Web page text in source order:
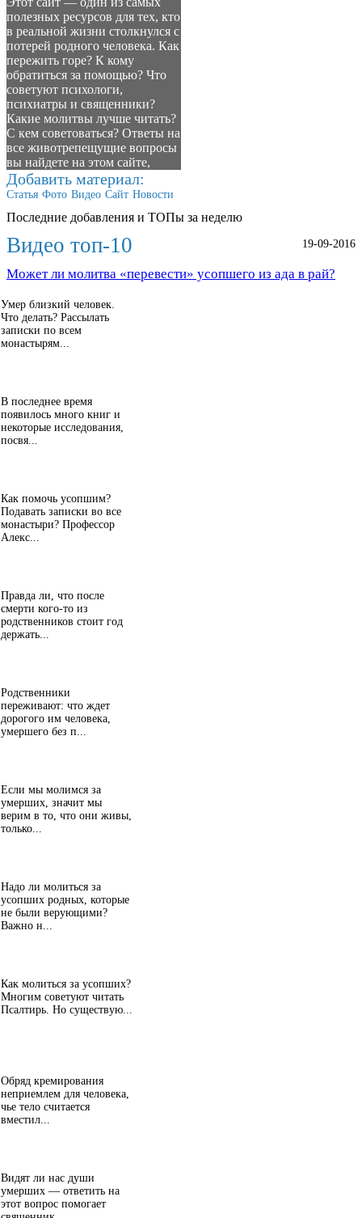
полезных ресурсов для тех, кто
в реальной жизни столкнулся с
потерей родного человека. Как
пережить горе? К кому
обратиться за помощью? Что
советуют психологи,
психиатры и священники?
Какие молитвы лучше читать?
С кем советоваться? Ответы на
все животрепещущие вопросы
вы найдете на этом сайте,
Добавить материал:
Статья Фото Видео Сайт Новости
Последние добавления и ТОПы за неделю
Видео топ-10 19-09-2016
Может ли молитва «перевести» усопшего из ада в рай?
Умер близкий человек.
Что делать? Рассылать
записки по всем
монастырям...
В последнее время
появилось много книг и
некоторые исследования,
посвя...
Как помочь усопшим?
Подавать записки во все
монастыри? Профессор
Алекс...
Правда ли, что после
смерти кого-то из
родственников стоит год
держать...
Родственники
переживают: что ждет
дорогого им человека,
умершего без п...
Если мы молимся за
умерших, значит мы
верим в то, что они живы,
только...
Надо ли молиться за
усопших родных, которые
не были верующими?
Важно н...
Как молиться за усопших?
Многим советуют читать
Псалтирь. Но существую...
Обряд кремирования
неприемлем для человека,
чье тело считается
вместил...
Видят ли нас души
умерших — ответить на
этот вопрос помогает